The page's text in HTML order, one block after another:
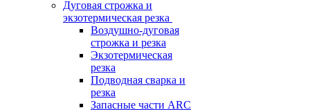
Дуговая строжка и
экзотермическая резка
Воздушно-дуговая
строжка и резка
Экзотермическая
резка
Подводная сварка и
резка
Запасные части ARC